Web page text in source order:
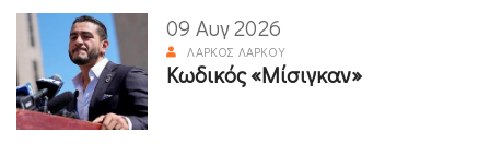
09 Αυγ 2026
ΛΆΡΚΟΣ ΛΆΡΚΟΥ
Κωδικός «Μίσιγκαν»